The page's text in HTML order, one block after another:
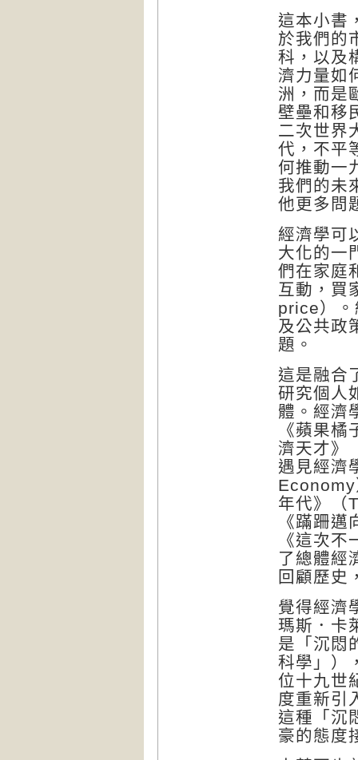
這本小書
於我們的
科，以及
濟力量如
洲，而是
壁壘和移
二次世界
代，不平
何推動一
我們的未
他更多問
經濟學可
大化的一
們在家庭
互動，買
price）
及公共政
題。
這是融合
研究個人
體。經濟
《蘋果
濟天才》
遇見經濟
Economy
年代》（
《蹣跚
《這次不
了總體經
回顧歷史
覺得經濟
瑪斯．卡
是「沉悶
科學」）
位十九世
度重新引
這種「沉
豪的態度